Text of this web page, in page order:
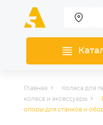
Главная Колеса для
колеса и аксессуары
опоры для станков и